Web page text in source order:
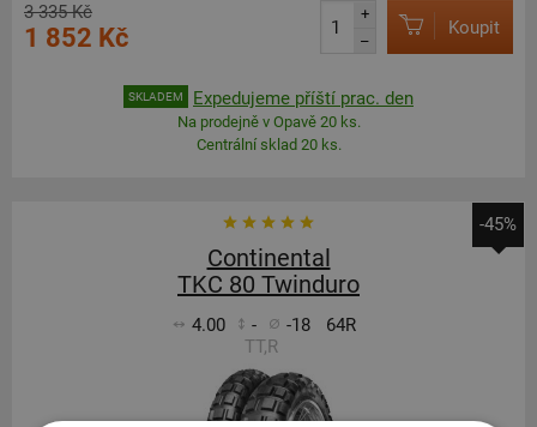
3 335 Kč
1 852 Kč
+
–
Koupit
SKLADEM Expedujeme příští prac. den
Na prodejně v Opavě 20 ks.
Centrální sklad 20 ks.
-45%
Continental
TKC 80 Twinduro
4.00 - -18
64R
TT,R